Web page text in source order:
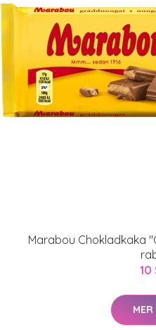
Marabou Chokladkaka
10